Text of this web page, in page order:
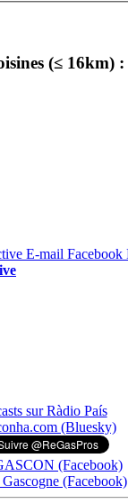
(≤ 16km) :
sur Ràdio País
(Bluesky)
(Facebook)
(Facebook)